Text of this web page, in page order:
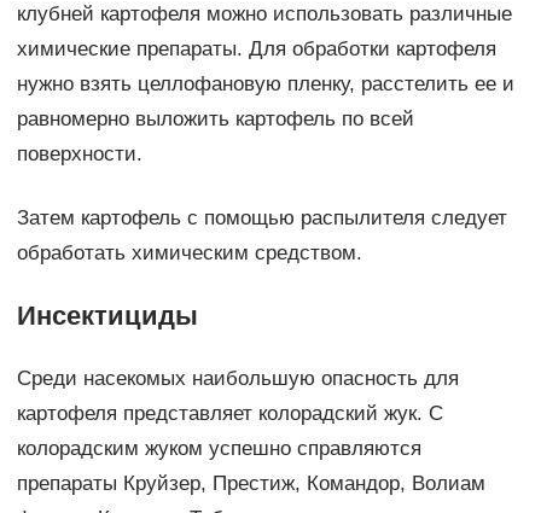
клубней картофеля можно использовать различные
химические препараты. Для обработки картофеля
нужно взять целлофановую пленку, расстелить ее и
равномерно выложить картофель по всей
поверхности.
Затем картофель с помощью распылителя следует
обработать химическим средством.
Инсектициды
Среди насекомых наибольшую опасность для
картофеля представляет колорадский жук. С
колорадским жуком успешно справляются
препараты Круйзер, Престиж, Командор, Волиам